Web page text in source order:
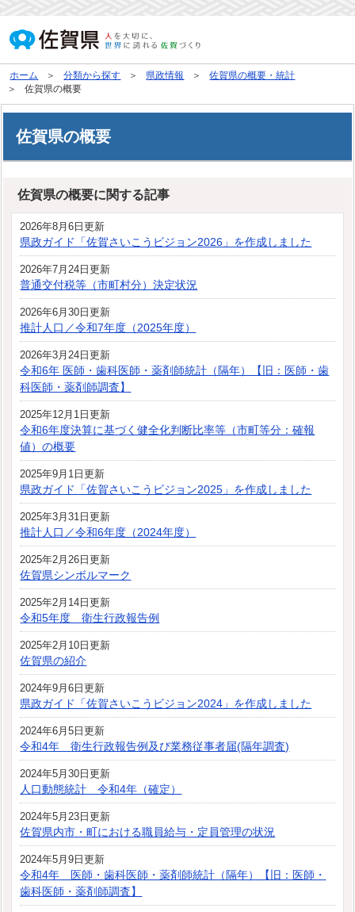
ホーム 分類から探す 県政情報
佐賀県の概要・統計
佐賀県の概要
佐賀県の概要
佐賀県の概要に関する記事
2026年8月6日更新
県政ガイド「佐賀さいこうビジョン2026」を作成しました
2026年7月24日更新
普通交付税等（市町村分）決定状況
2026年6月30日更新
推計人口／令和7年度（2025年度）
2026年3月24日更新
令和6年 医師・歯科医師・薬剤師統計（隔年）【旧：医師・歯
科医師・薬剤師調査】
2025年12月1日更新
令和6年度決算に基づく健全化判断比率等（市町等分：確報
値）の概要
2025年9月1日更新
県政ガイド「佐賀さいこうビジョン2025」を作成しました
2025年3月31日更新
推計人口／令和6年度（2024年度）
2025年2月26日更新
佐賀県シンボルマーク
2025年2月14日更新
令和5年度 衛生行政報告例
2025年2月10日更新
佐賀県の紹介
2024年9月6日更新
県政ガイド「佐賀さいこうビジョン2024」を作成しました
2024年6月5日更新
令和4年 衛生行政報告例及び業務従事者届(隔年調査)
2024年5月30日更新
人口動態統計 令和4年（確定）
2024年5月23日更新
佐賀県内市・町における職員給与・定員管理の状況
2024年5月9日更新
令和4年 医師・歯科医師・薬剤師統計（隔年）【旧：医師・
歯科医師・薬剤師調査】